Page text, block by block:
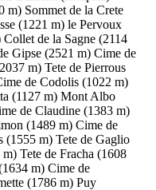
m) Sommet de la Crete
(1221 m) le Pervoux
Collet de la Sagne (2114
Gipse (2521 m) Cime de
m) Tete de Pierrous
de Codolis (1022 m)
(1127 m) Mont Albo
de Claudine (1383 m)
(1489 m) Cime de
(1555 m) Tete de Gaglio
m) Tete de Fracha (1608
m) Cime de
(1786 m) Puy